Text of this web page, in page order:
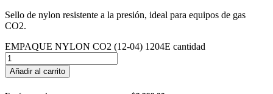
Sello de nylon resistente a la presión, ideal para equipos de gas
CO2.
EMPAQUE NYLON CO2 (12-04) 1204E cantidad
Añadir al carrito